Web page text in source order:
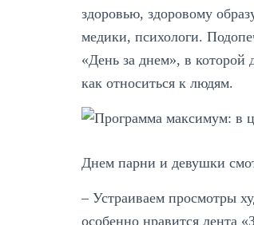
здоровью, здоровому
медики, психологи.
«День за днем», в которой
как относиться к людям.
Днем парни и девушки
– Устраиваем просмотры
особенно нравится лента